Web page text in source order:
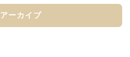
アーカイブ